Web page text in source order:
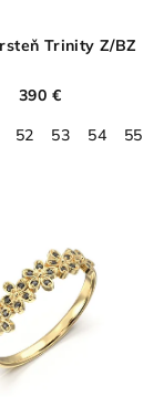
59 60
Trinity Z/BZ
390 €
52 53 54 55